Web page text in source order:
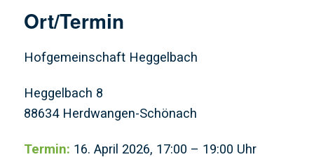
Ort/Termin
Hofgemeinschaft Heggelbach
Heggelbach 8
88634 Herdwangen-Schönach
Termin: 16. April 2026, 17:00 – 19:00 Uhr